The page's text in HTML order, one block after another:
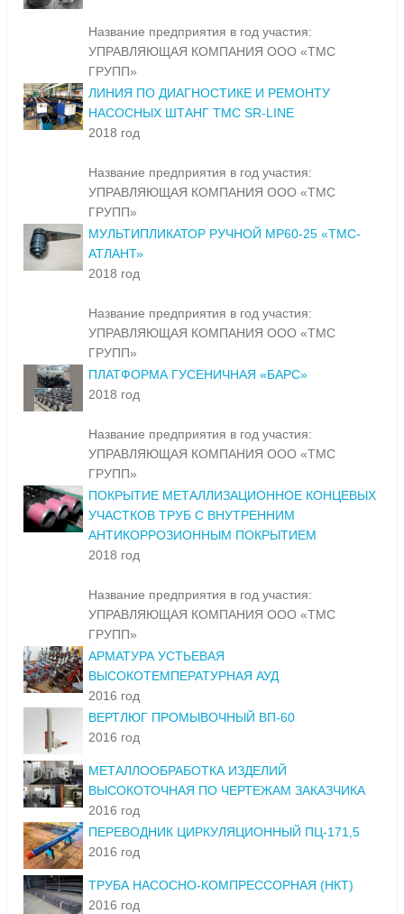
Название предприятия в год участия:
УПРАВЛЯЮЩАЯ КОМПАНИЯ ООО «ТМС
ГРУПП»
ЛИНИЯ ПО ДИАГНОСТИКЕ И РЕМОНТУ
НАСОСНЫХ ШТАНГ TMC SR-LINE
2018 год
Название предприятия в год участия:
УПРАВЛЯЮЩАЯ КОМПАНИЯ ООО «ТМС
ГРУПП»
МУЛЬТИПЛИКАТОР РУЧНОЙ МР60-25 «ТМС-
АТЛАНТ»
2018 год
Название предприятия в год участия:
УПРАВЛЯЮЩАЯ КОМПАНИЯ ООО «ТМС
ГРУПП»
ПЛАТФОРМА ГУСЕНИЧНАЯ «БАРС»
2018 год
Название предприятия в год участия:
УПРАВЛЯЮЩАЯ КОМПАНИЯ ООО «ТМС
ГРУПП»
ПОКРЫТИЕ МЕТАЛЛИЗАЦИОННОЕ КОНЦЕВЫХ
УЧАСТКОВ ТРУБ С ВНУТРЕННИМ
АНТИКОРРОЗИОННЫМ ПОКРЫТИЕМ
2018 год
Название предприятия в год участия:
УПРАВЛЯЮЩАЯ КОМПАНИЯ ООО «ТМС
ГРУПП»
АРМАТУРА УСТЬЕВАЯ
ВЫСОКОТЕМПЕРАТУРНАЯ АУД
2016 год
ВЕРТЛЮГ ПРОМЫВОЧНЫЙ ВП-60
2016 год
МЕТАЛЛООБРАБОТКА ИЗДЕЛИЙ
ВЫСОКОТОЧНАЯ ПО ЧЕРТЕЖАМ ЗАКАЗЧИКА
2016 год
ПЕРЕВОДНИК ЦИРКУЛЯЦИОННЫЙ ПЦ-171,5
2016 год
ТРУБА НАСОСНО-КОМПРЕССОРНАЯ (НКТ)
2016 год